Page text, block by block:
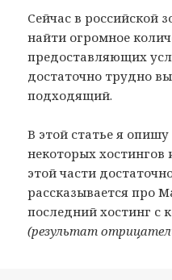
Сейчас в российской
найти огромное
предоставляющих
достаточно трудно
подходящий.
В этой статье я
некоторых хостингов
этой части
рассказывается про
последний хостинг с
(результат